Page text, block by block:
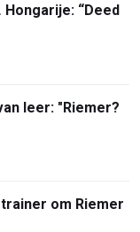
“Deed
leer: "Riemer?
om Riemer